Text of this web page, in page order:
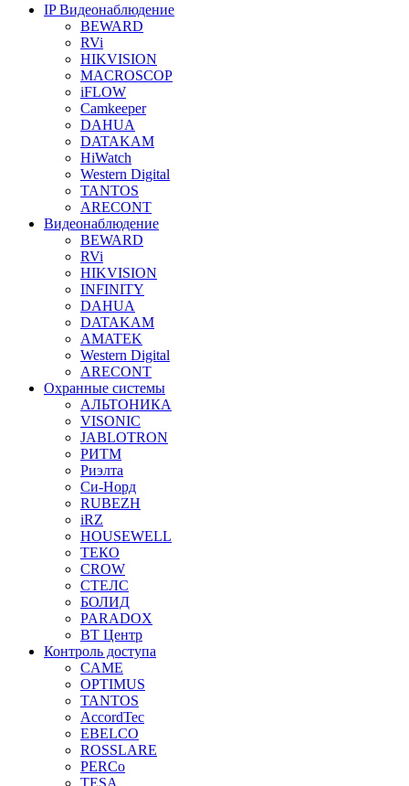
IP Видеонаблюдение
BEWARD
RVi
HIKVISION
MACROSCOP
iFLOW
Camkeeper
DAHUA
DATAKAM
HiWatch
Western Digital
TANTOS
ARECONT
Видеонаблюдение
BEWARD
RVi
HIKVISION
INFINITY
DAHUA
DATAKAM
AMATEK
Western Digital
ARECONT
Охранные системы
АЛЬТОНИКА
VISONIC
JABLOTRON
РИТМ
Риэлта
Си-Норд
RUBEZH
iRZ
HOUSEWELL
ТЕКО
CROW
СТЕЛС
БОЛИД
PARADOX
ВТ Центр
Контроль доступа
CAME
OPTIMUS
TANTOS
AccordTec
EBELCO
ROSSLARE
PERCo
TESA